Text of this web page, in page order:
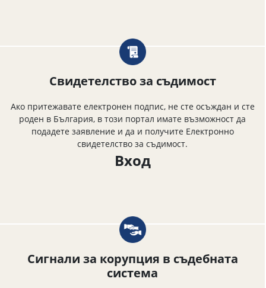
Свидетелство за съдимост
Ако притежавате електронен подпис, не сте осъждан и сте
роден в България, в този портал имате възможност да
подадете заявление и да и получите Електронно
свидетелство за съдимост.
Вход
Сигнали за корупция в съдебната
система